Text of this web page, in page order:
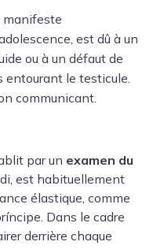
manifeste
est dû à un
ou à un défaut de
entourant le testicule.
communicant.
par un examen du
est habituellement
élastique, comme
Dans le cadre
derrière chaque